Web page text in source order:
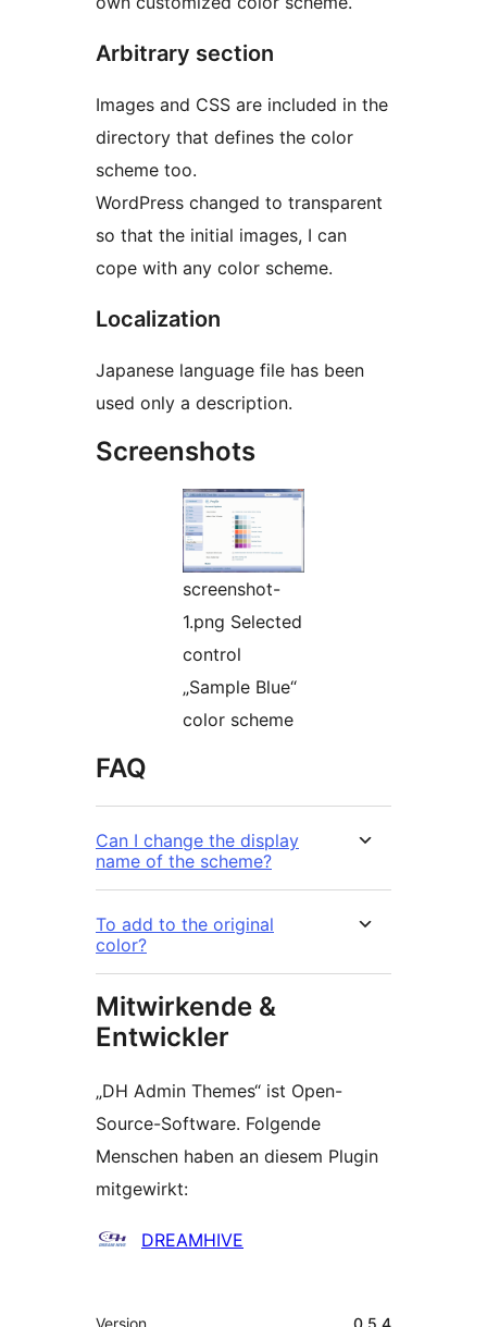
Arbitrary section
Images and CSS are included in the
directory that defines the color
scheme too.
WordPress changed to transparent
so that the initial images, I can
cope with any color scheme.
Localization
Japanese language file has been
used only a description.
Screenshots
screenshot-
1.png Selected
control
„Sample Blue“
color scheme
FAQ
Can I change the display
name of the scheme?
To add to the original
color?
Mitwirkende &
Entwickler
„DH Admin Themes“ ist Open-
Source-Software. Folgende
Menschen haben an diesem Plugin
mitgewirkt:
Mitwirkende
DREAMHIVE
Meta